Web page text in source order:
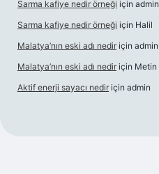
Sarma kafiye nedir örneği için admin
Sarma kafiye nedir örneği için Halil
Malatya’nın eski adı nedir için admin
Malatya’nın eski adı nedir için Metin
Aktif enerji sayacı nedir için admin